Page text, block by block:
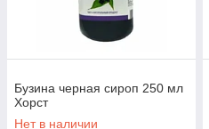
Бузина черная сироп 250 мл
Хорст
Нет в наличии